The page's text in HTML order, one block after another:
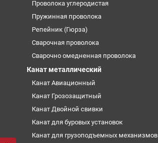
Проволока углеродистая
Пружинная проволока
Репейник (Гюрза)
Сварочная проволока
Сварочно омедненная проволока
Канат металлический
Канат Авиационный
Канат Грозозащитный
Канат Двойной свивки
Канат для буровых установок
Канат для грузоподъемных механизмов